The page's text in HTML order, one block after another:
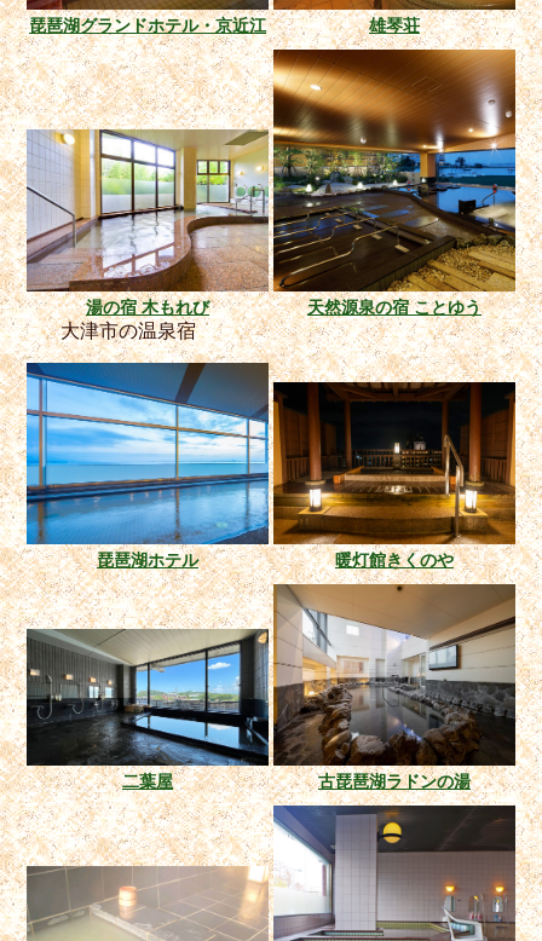
琵琶湖グランドホテル・京近江 雄琴荘
湯の宿 木もれび 天然源泉の宿 ことゆう
大津市の温泉宿
琵琶湖ホテル 暖灯館きくのや
二葉屋 古琵琶湖ラドンの湯